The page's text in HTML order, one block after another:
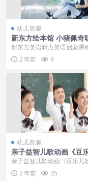
幼儿资源
新东方绘本馆 小猪佩奇
语启蒙伴读课第1季
新东方英语听力英语启蒙课
课程共1.5G├──001.第一季
mp47...
2 年前 9
幼儿资源
亲子益智儿歌动画《豆
歌》第一季全171集下载
亲子益智儿歌动画《豆乐儿
一季全171集下载内容简介
乐儿歌》每集一首时...
2 年前 35